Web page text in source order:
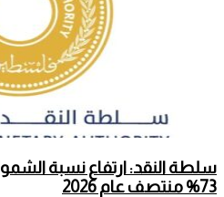
سلطة النقد: ارتفاع نسبة
73% منتصف عام 2026